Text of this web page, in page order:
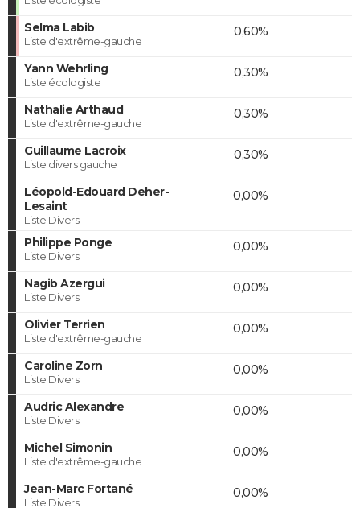
Selma Labib
Liste d'extrême-gauche
0,60%
Yann Wehrling
Liste écologiste
0,30%
Nathalie Arthaud
Liste d'extrême-gauche
0,30%
Guillaume Lacroix
Liste divers gauche
0,30%
Léopold-Edouard Deher-
Lesaint
Liste Divers
0,00%
Philippe Ponge
Liste Divers
0,00%
Nagib Azergui
Liste Divers
0,00%
Olivier Terrien
Liste d'extrême-gauche
0,00%
Caroline Zorn
Liste Divers
0,00%
Audric Alexandre
Liste Divers
0,00%
Michel Simonin
Liste d'extrême-gauche
0,00%
Jean-Marc Fortané
Liste Divers
0,00%